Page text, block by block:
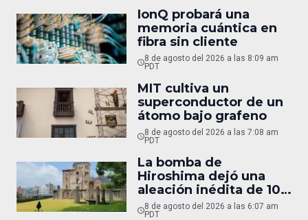
IonQ probará una
memoria cuántica en
fibra sin cliente
8 de agosto del 2026 a las 8:09 am
PDT
MIT cultiva un
superconductor de un
átomo bajo grafeno
8 de agosto del 2026 a las 7:08 am
PDT
La bomba de
Hiroshima dejó una
aleación inédita de 10
micras
8 de agosto del 2026 a las 6:07 am
PDT